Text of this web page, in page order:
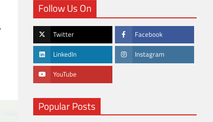
Follow Us On
Twitter Facebook
LinkedIn Instagram
YouTube
Popular Posts